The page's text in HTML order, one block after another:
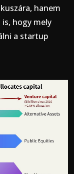
hanem
hogy mely
a startup